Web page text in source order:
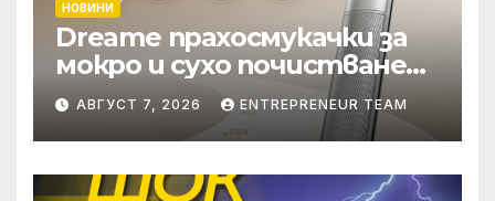
НОВИНИ
Dreame прахосмукачки за
мокро и сухо почистване
надхвърлиха 2 000
патентни заявки в
световен мащаб
АВГУСТ 7, 2026 ENTREPRENEUR TEAM